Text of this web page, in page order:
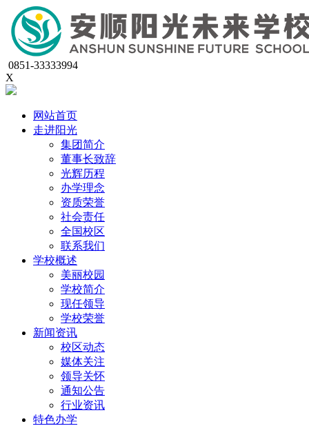
0851-33333994
X
网站首页
走进阳光
集团简介
董事长致辞
光辉历程
办学理念
资质荣誉
社会责任
全国校区
联系我们
学校概述
美丽校园
学校简介
现任领导
学校荣誉
新闻资讯
校区动态
媒体关注
领导关怀
通知公告
行业资讯
特色办学